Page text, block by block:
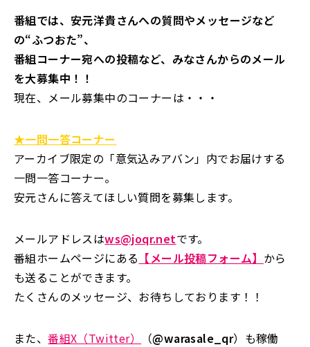
番組では、安元洋貴さんへの質問やメッセージなど
の“ふつおた”、
番組コーナー宛への投稿など、みなさんからのメール
を大募集中！！
現在、メール募集中のコーナーは・・・
★一問一答コーナー
アーカイブ限定の「意気込みアバン」内でお届けする
一問一答コーナー。
安元さんに答えてほしい質問を募集します。
メールアドレスはws@joqr.netです。
番組ホームページにある 【メール投稿フォーム】 から
も送ることができます。
たくさんのメッセージ、お待ちしております！！
また、番組X（Twitter） （@warasale_qr）も稼働